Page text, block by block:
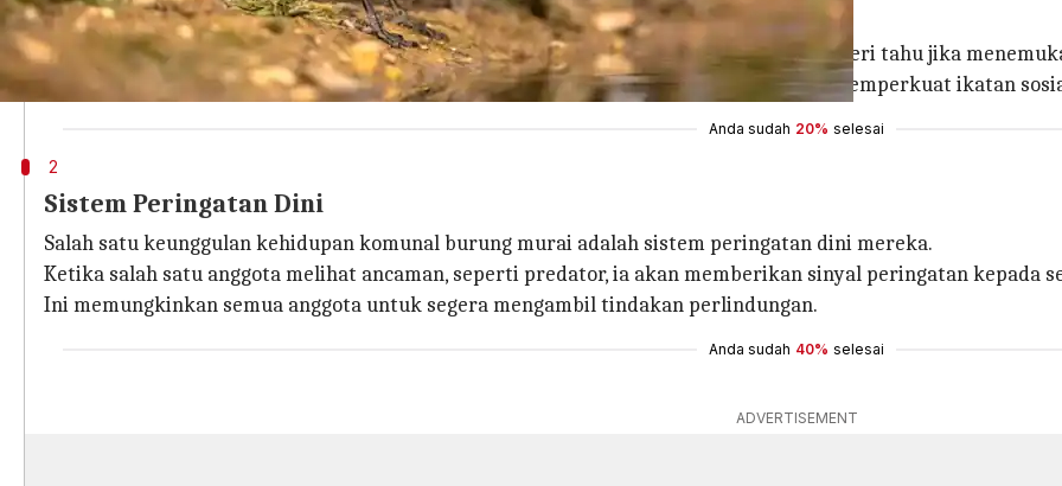
Burung murai sering bekerja sama saat mencari makanan.
Mereka membentuk kelompok untuk menjelajahi area yang lebih luas dan saling memberi tahu jika
Kerjasama ini tidak hanya meningkatkan peluang mendapatkan makanan tetapi juga memperkuat ikatan
Anda sudah 20% selesai
2
Sistem Peringatan Dini
Salah satu keunggulan kehidupan komunal burung murai adalah sistem peringatan dini mereka.
Ketika salah satu anggota melihat ancaman, seperti predator, ia akan memberikan sinyal peringatan kepada
Ini memungkinkan semua anggota untuk segera mengambil tindakan perlindungan.
Anda sudah 40% selesai
ADVERTISEMENT